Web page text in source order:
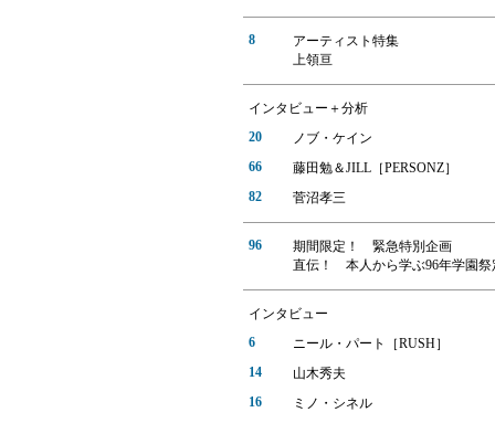
8
アーティスト特集
上領亘
インタビュー＋分析
20
ノブ・ケイン
66
藤田勉＆JILL［PERSONZ］
82
菅沼孝三
96
期間限定！ 緊急特別企画
直伝！ 本人から学ぶ96年学園祭
インタビュー
6
ニール・パート［RUSH］
14
山木秀夫
16
ミノ・シネル